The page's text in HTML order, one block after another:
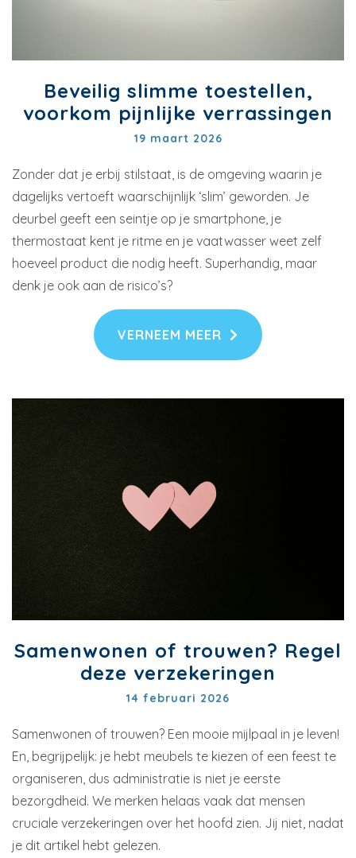
Beveilig slimme toestellen,
voorkom pijnlijke verrassingen
19 maart 2026
Zonder dat je erbij stilstaat, is de omgeving waarin je
dagelijks vertoeft waarschijnlijk ‘slim’ geworden. Je
deurbel geeft een seintje op je smartphone, je
thermostaat kent je ritme en je vaatwasser weet zelf
hoeveel product die nodig heeft. Superhandig, maar
denk je ook aan de risico’s?
VERNEEM MEER
Samenwonen of trouwen? Regel
deze verzekeringen
14 februari 2026
Samenwonen of trouwen? Een mooie mijlpaal in je leven!
En, begrijpelijk: je hebt meubels te kiezen of een feest te
organiseren, dus administratie is niet je eerste
bezorgdheid. We merken helaas vaak dat mensen
cruciale verzekeringen over het hoofd zien. Jij niet, nadat
je dit artikel hebt gelezen.